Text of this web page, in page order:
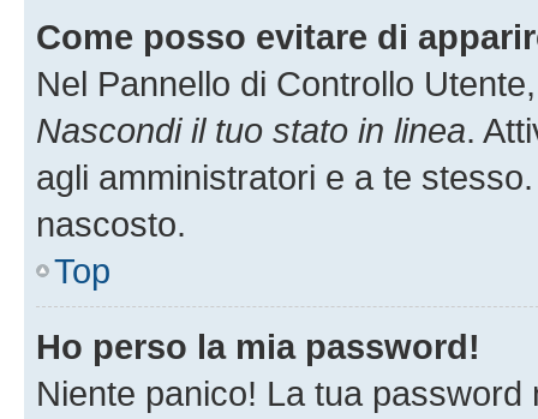
Come posso evitare di
Nel Pannello di Controllo
Nascondi il tuo stato in linea.
agli amministratori e a te
nascosto.
Top
Ho perso la mia password!
Niente panico! La tua